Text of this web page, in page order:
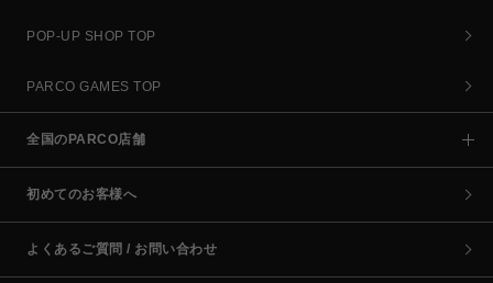
POP-UP SHOP TOP
PARCO GAMES TOP
全国のPARCO店舗
初めてのお客様へ
よくあるご質問 / お問い合わせ